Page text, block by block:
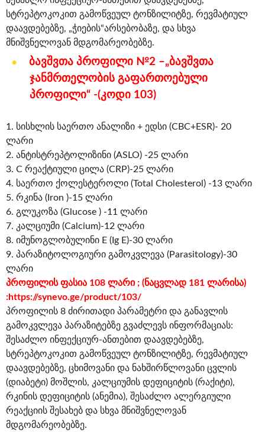
სტრეპტოკოკით გამოწვეულ ტონზილიტზე, რევმატიულ
დაავდებებზე, „ჭიების“არსებობაზე, და სხვა
მნიშვნელოვან მდგომარეობებზე.
ბავშვთა პროფილი №2 –„ბავშვთა
ჯანმრთელობის გაფართოებული
პროფილი“ -(კოდი 103)
1. სისხლის საერთო ანალიზი + ედსი (CBC+ESR)- 20
ლარი
2. ანტისტრეპტოლიზინი (ASLO) -25 ლარი
3. C რეაქტიული ცილა (CRP)-25 ლარი
4. საერთო ქოლესტეროლი (Total Cholesterol) -13 ლარი
5. რკინა (Iron )-15 ლარი
6. გლუკოზა (Glucose ) -11 ლარი
7. კალციუმი (Calcium)-12 ლარი
8. იმუნოგლობულინი E (Ig E)-30 ლარი
9. პარაზიტოლოგიური გამოკვლევა (Parasitology)-30
ლარი
პროფილის ფასია 108 ლარი ; (ნაცვლად 181 ლარისა)
:https://synevo.ge/product/103/
პროფილის 8 ძირითადი პარამეტრი და განავლის
გამოკვლევა პარაზიტებზე გვაძლევს ინფორმაციას:
შესაძლო ინფექციურ-ანთებით დაავდებებზე,
სტრეპტოკოკით გამოწვეულ ტონზილიტზე, რევმატიულ
დაავდებებზე, ცხიმოვანი და ნახშირწლოვანი ცვლის
(დიაბეტი) მოშლის, კალციუმის დეფიციტის (რაქიტი),
რკინის დეფიციტის (ანემია), შესაძლო ალერგიული
რეაქციის შესახებ და სხვა მნიშვნელოვან
მდგომარეობებზე.